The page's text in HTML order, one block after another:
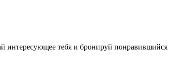
интересующее тебя и бронируй понравившийся